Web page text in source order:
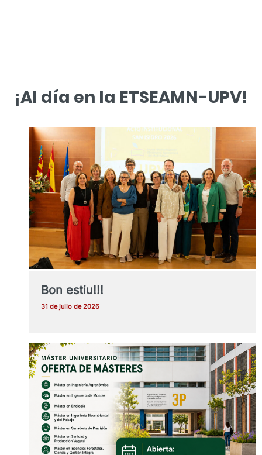
¡Al día en la ETSEAMN-UPV!
Bon estiu!!!
31 de julio de 2026